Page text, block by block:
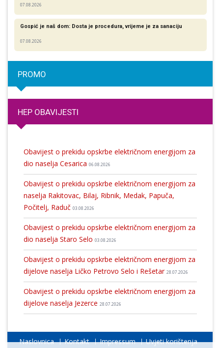
07.08.2026
Gospić je naš dom: Dosta je procedura, vrijeme je za sanaciju
07.08.2026
PROMO
HEP OBAVIJESTI
Obavijest o prekidu opskrbe električnom energijom za
dio naselja Cesarica 06.08.2026
Obavijest o prekidu opskrbe električnom energijom za
naselja Rakitovac, Bilaj, Ribnik, Medak, Papuča,
Počitelj, Raduč 03.08.2026
Obavijest o prekidu opskrbe električnom energijom za
dio naselja Staro Selo 03.08.2026
Obavijest o prekidu opskrbe električnom energijom za
dijelove naselja Ličko Petrovo Selo i Rešetar 28.07.2026
Obavijest o prekidu opskrbe električnom energijom za
dijelove naselja Jezerce 28.07.2026
Naslovnica Kontakt Impressum Uvjeti korištenja